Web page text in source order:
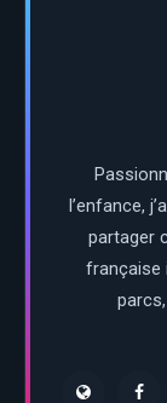
l’enfance,
partager
française